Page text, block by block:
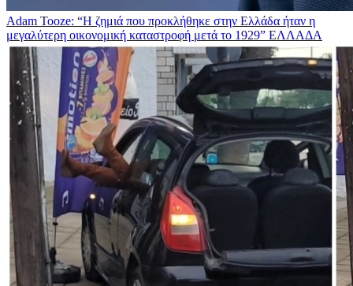
Adam Tooze: “Η ζημιά που προκλήθηκε στην Ελλάδα ήταν η
μεγαλύτερη οικονομική καταστροφή μετά το 1929” ΕΛΛΑΔΑ